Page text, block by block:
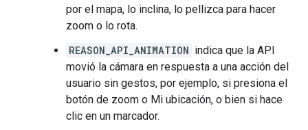
por el mapa, lo inclina, lo pellizca para hacer
zoom o lo rota.
REASON_API_ANIMATION indica que la API
movió la cámara en respuesta a una acción del
usuario sin gestos, por ejemplo, si presiona el
botón de zoom o Mi ubicación, o bien si hace
clic en un marcador.